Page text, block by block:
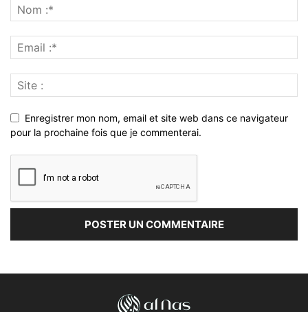
Enregistrer mon nom, email et site web dans ce navigateur
pour la prochaine fois que je commenterai.